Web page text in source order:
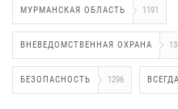
МУРМАНСКАЯ ОБЛАСТЬ 1191
ВНЕВЕДОМСТВЕННАЯ ОХРАНА
БЕЗОПАСНОСТЬ 1296